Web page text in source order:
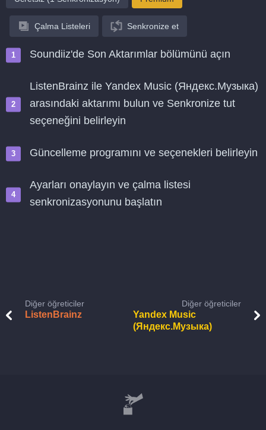
Çalma Listeleri Senkronize et
Soundiiz'de Son Aktarımlar bölümünü açın
ListenBrainz ile Yandex Music (Яндекс.Музыка)
arasındaki aktarımı bulun ve Senkronize tut
seçeneğini belirleyin
Güncelleme programını ve seçenekleri belirleyin
Ayarları onaylayın ve çalma listesi
senkronizasyonunu başlatın
Diğer öğreticiler
ListenBrainz
Diğer öğreticiler
Yandex Music
(Яндекс.Музыка)